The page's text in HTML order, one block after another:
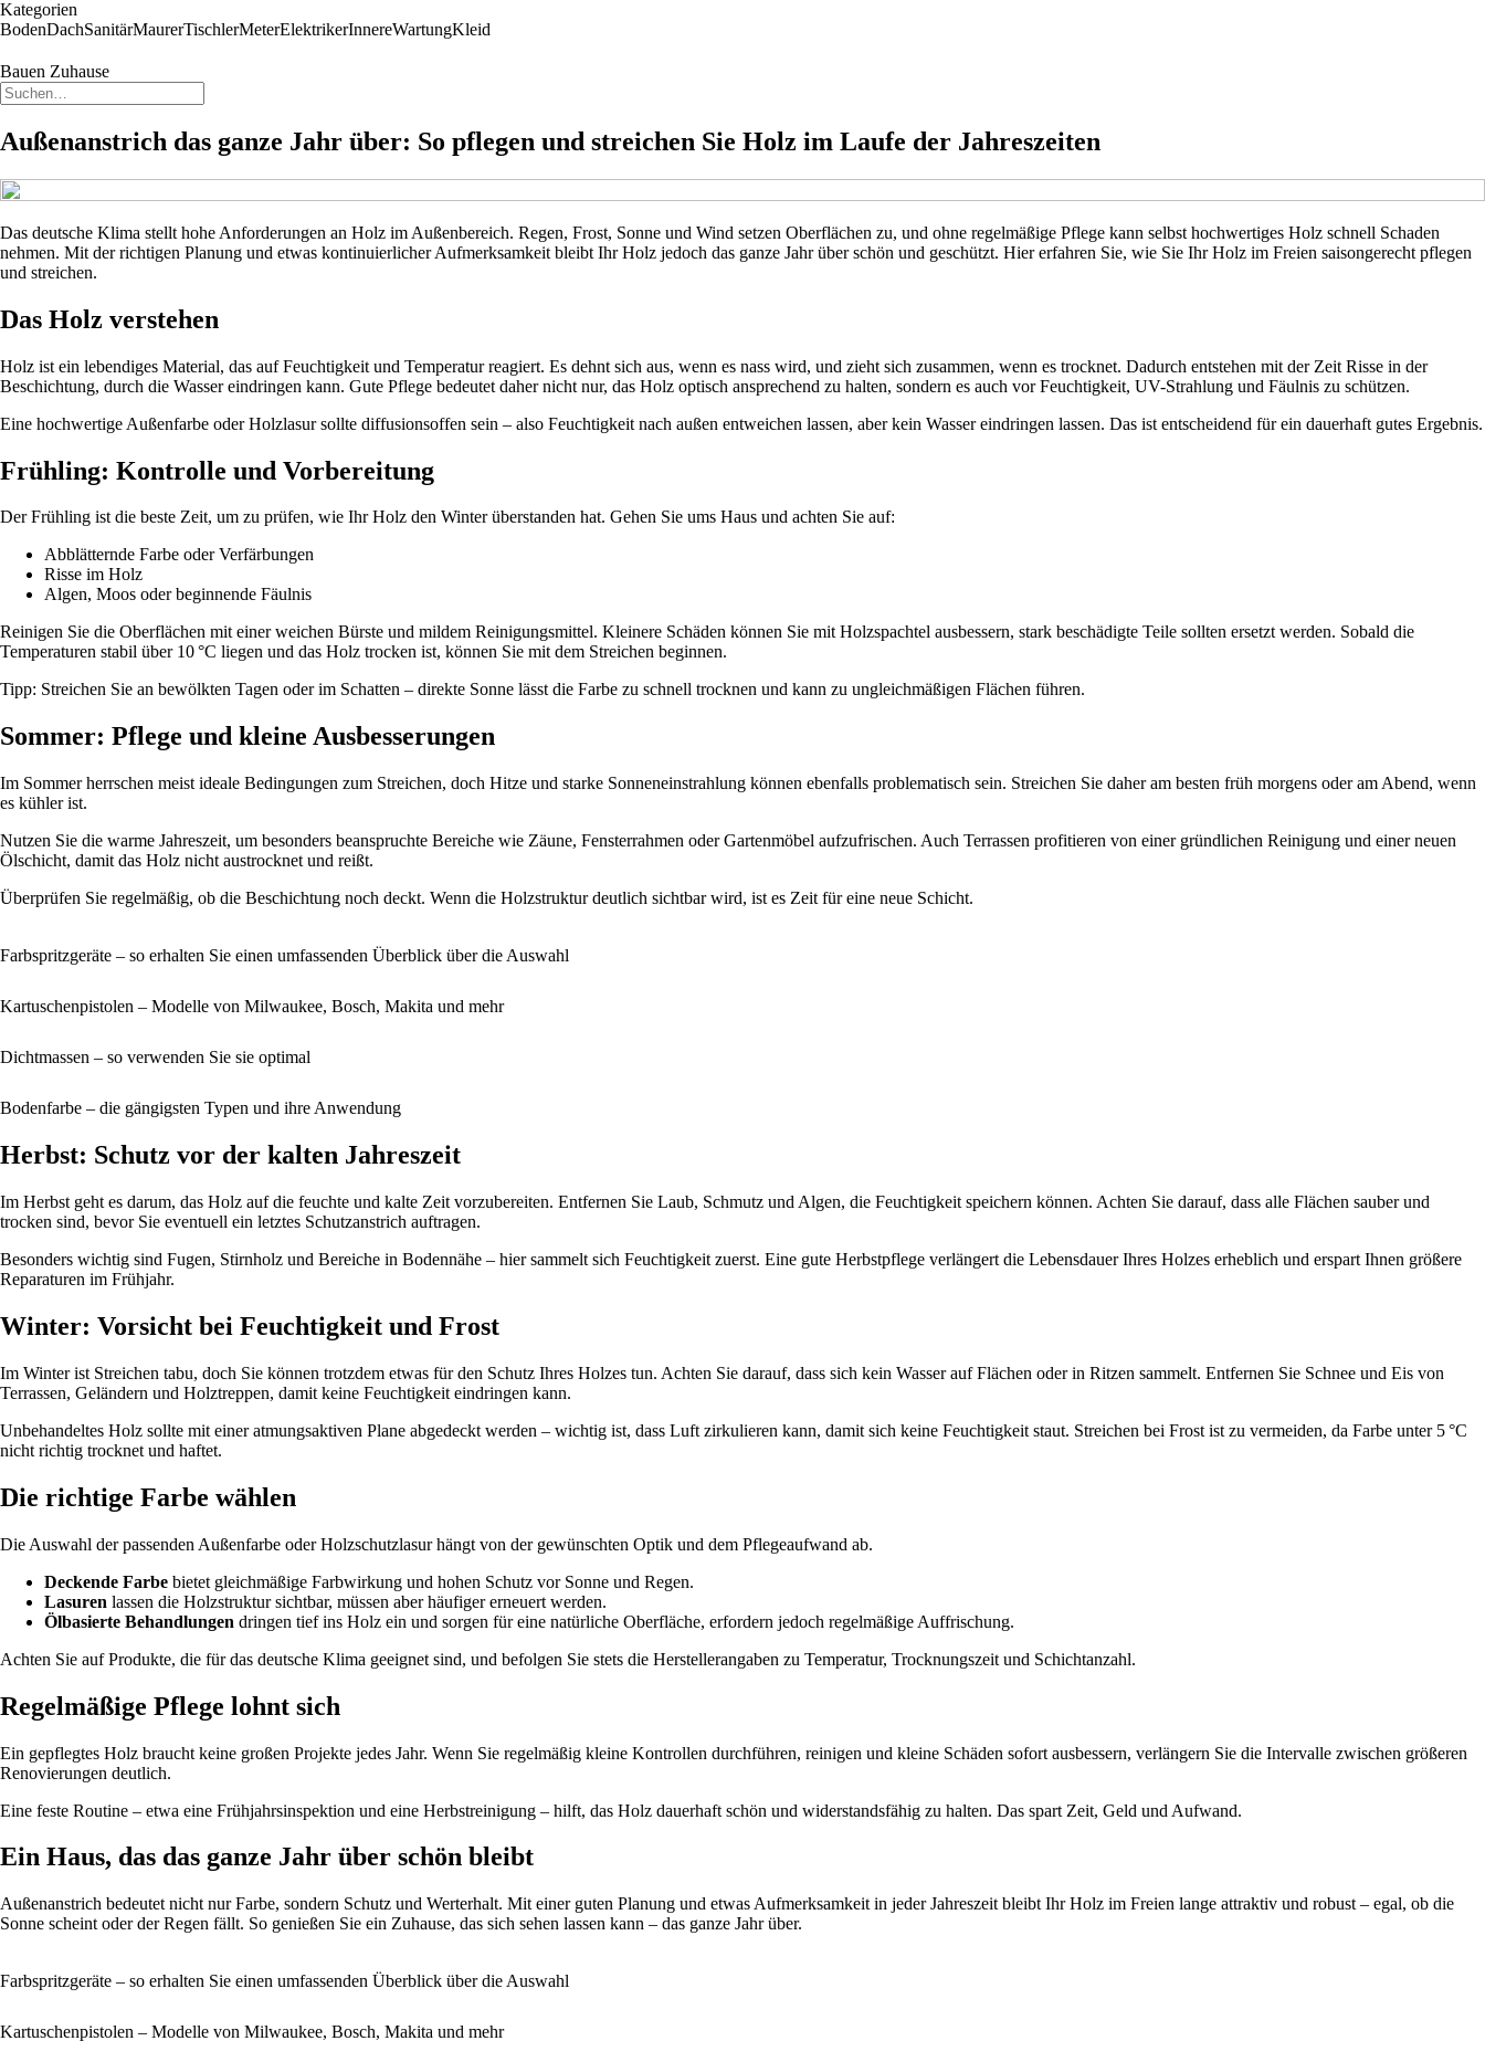
Kategorien
BodenDachSanitärMaurerTischlerMeterElektrikerInnereWartungKleid
Bauen Zuhause
Außenanstrich das ganze Jahr über: So pflegen und streichen Sie Holz im Laufe der Jahreszeiten
Das deutsche Klima stellt hohe Anforderungen an Holz im Außenbereich. Regen, Frost, Sonne und Wind setzen Oberflächen zu, und ohne regelmäßige Pflege kann selbst hochwertiges Holz schnell Schaden
nehmen. Mit der richtigen Planung und etwas kontinuierlicher Aufmerksamkeit bleibt Ihr Holz jedoch das ganze Jahr über schön und geschützt. Hier erfahren Sie, wie Sie Ihr Holz im Freien saisongerecht pflegen
und streichen.
Das Holz verstehen
Holz ist ein lebendiges Material, das auf Feuchtigkeit und Temperatur reagiert. Es dehnt sich aus, wenn es nass wird, und zieht sich zusammen, wenn es trocknet. Dadurch entstehen mit der Zeit Risse in der
Beschichtung, durch die Wasser eindringen kann. Gute Pflege bedeutet daher nicht nur, das Holz optisch ansprechend zu halten, sondern es auch vor Feuchtigkeit, UV-Strahlung und Fäulnis zu schützen.
Eine hochwertige Außenfarbe oder Holzlasur sollte diffusionsoffen sein – also Feuchtigkeit nach außen entweichen lassen, aber kein Wasser eindringen lassen. Das ist entscheidend für ein dauerhaft gutes Ergebnis.
Frühling: Kontrolle und Vorbereitung
Der Frühling ist die beste Zeit, um zu prüfen, wie Ihr Holz den Winter überstanden hat. Gehen Sie ums Haus und achten Sie auf:
Abblätternde Farbe oder Verfärbungen
Risse im Holz
Algen, Moos oder beginnende Fäulnis
Reinigen Sie die Oberflächen mit einer weichen Bürste und mildem Reinigungsmittel. Kleinere Schäden können Sie mit Holzspachtel ausbessern, stark beschädigte Teile sollten ersetzt werden. Sobald die
Temperaturen stabil über 10 °C liegen und das Holz trocken ist, können Sie mit dem Streichen beginnen.
Tipp: Streichen Sie an bewölkten Tagen oder im Schatten – direkte Sonne lässt die Farbe zu schnell trocknen und kann zu ungleichmäßigen Flächen führen.
Sommer: Pflege und kleine Ausbesserungen
Im Sommer herrschen meist ideale Bedingungen zum Streichen, doch Hitze und starke Sonneneinstrahlung können ebenfalls problematisch sein. Streichen Sie daher am besten früh morgens oder am Abend, wenn
es kühler ist.
Nutzen Sie die warme Jahreszeit, um besonders beanspruchte Bereiche wie Zäune, Fensterrahmen oder Gartenmöbel aufzufrischen. Auch Terrassen profitieren von einer gründlichen Reinigung und einer neuen
Ölschicht, damit das Holz nicht austrocknet und reißt.
Überprüfen Sie regelmäßig, ob die Beschichtung noch deckt. Wenn die Holzstruktur deutlich sichtbar wird, ist es Zeit für eine neue Schicht.
Farbspritzgeräte – so erhalten Sie einen umfassenden Überblick über die Auswahl
Kartuschenpistolen – Modelle von Milwaukee, Bosch, Makita und mehr
Dichtmassen – so verwenden Sie sie optimal
Bodenfarbe – die gängigsten Typen und ihre Anwendung
Herbst: Schutz vor der kalten Jahreszeit
Im Herbst geht es darum, das Holz auf die feuchte und kalte Zeit vorzubereiten. Entfernen Sie Laub, Schmutz und Algen, die Feuchtigkeit speichern können. Achten Sie darauf, dass alle Flächen sauber und
trocken sind, bevor Sie eventuell ein letztes Schutzanstrich auftragen.
Besonders wichtig sind Fugen, Stirnholz und Bereiche in Bodennähe – hier sammelt sich Feuchtigkeit zuerst. Eine gute Herbstpflege verlängert die Lebensdauer Ihres Holzes erheblich und erspart Ihnen größere
Reparaturen im Frühjahr.
Winter: Vorsicht bei Feuchtigkeit und Frost
Im Winter ist Streichen tabu, doch Sie können trotzdem etwas für den Schutz Ihres Holzes tun. Achten Sie darauf, dass sich kein Wasser auf Flächen oder in Ritzen sammelt. Entfernen Sie Schnee und Eis von
Terrassen, Geländern und Holztreppen, damit keine Feuchtigkeit eindringen kann.
Unbehandeltes Holz sollte mit einer atmungsaktiven Plane abgedeckt werden – wichtig ist, dass Luft zirkulieren kann, damit sich keine Feuchtigkeit staut. Streichen bei Frost ist zu vermeiden, da Farbe unter 5 °C
nicht richtig trocknet und haftet.
Die richtige Farbe wählen
Die Auswahl der passenden Außenfarbe oder Holzschutzlasur hängt von der gewünschten Optik und dem Pflegeaufwand ab.
Deckende Farbe bietet gleichmäßige Farbwirkung und hohen Schutz vor Sonne und Regen.
Lasuren lassen die Holzstruktur sichtbar, müssen aber häufiger erneuert werden.
Ölbasierte Behandlungen dringen tief ins Holz ein und sorgen für eine natürliche Oberfläche, erfordern jedoch regelmäßige Auffrischung.
Achten Sie auf Produkte, die für das deutsche Klima geeignet sind, und befolgen Sie stets die Herstellerangaben zu Temperatur, Trocknungszeit und Schichtanzahl.
Regelmäßige Pflege lohnt sich
Ein gepflegtes Holz braucht keine großen Projekte jedes Jahr. Wenn Sie regelmäßig kleine Kontrollen durchführen, reinigen und kleine Schäden sofort ausbessern, verlängern Sie die Intervalle zwischen größeren
Renovierungen deutlich.
Eine feste Routine – etwa eine Frühjahrsinspektion und eine Herbstreinigung – hilft, das Holz dauerhaft schön und widerstandsfähig zu halten. Das spart Zeit, Geld und Aufwand.
Ein Haus, das das ganze Jahr über schön bleibt
Außenanstrich bedeutet nicht nur Farbe, sondern Schutz und Werterhalt. Mit einer guten Planung und etwas Aufmerksamkeit in jeder Jahreszeit bleibt Ihr Holz im Freien lange attraktiv und robust – egal, ob die
Sonne scheint oder der Regen fällt. So genießen Sie ein Zuhause, das sich sehen lassen kann – das ganze Jahr über.
Farbspritzgeräte – so erhalten Sie einen umfassenden Überblick über die Auswahl
Kartuschenpistolen – Modelle von Milwaukee, Bosch, Makita und mehr